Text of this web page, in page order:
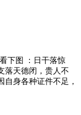
下图 ：日干落惊
落天德闭，贵人不
身各种证件不足，